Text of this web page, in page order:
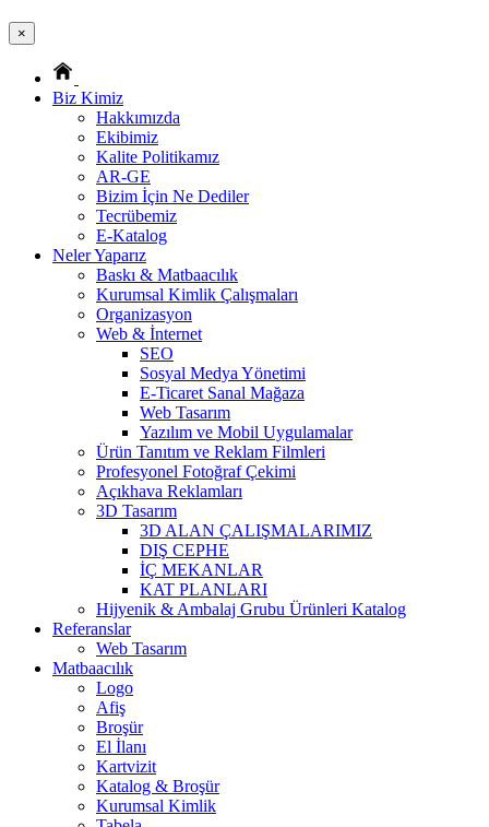
×
Biz Kimiz
Hakkımızda
Ekibimiz
Kalite Politikamız
AR-GE
Bizim İçin Ne Dediler
Tecrübemiz
E-Katalog
Neler Yaparız
Baskı & Matbaacılık
Kurumsal Kimlik Çalışmaları
Organizasyon
Web & İnternet
SEO
Sosyal Medya Yönetimi
E-Ticaret Sanal Mağaza
Web Tasarım
Yazılım ve Mobil Uygulamalar
Ürün Tanıtım ve Reklam Filmleri
Profesyonel Fotoğraf Çekimi
Açıkhava Reklamları
3D Tasarım
3D ALAN ÇALIŞMALARIMIZ
DIŞ CEPHE
İÇ MEKANLAR
KAT PLANLARI
Hijyenik & Ambalaj Grubu Ürünleri Katalog
Referanslar
Web Tasarım
Matbaacılık
Logo
Afiş
Broşür
El İlanı
Kartvizit
Katalog & Broşür
Kurumsal Kimlik